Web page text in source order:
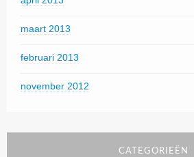
maart 2013
februari 2013
november 2012
CATEGORIEËN